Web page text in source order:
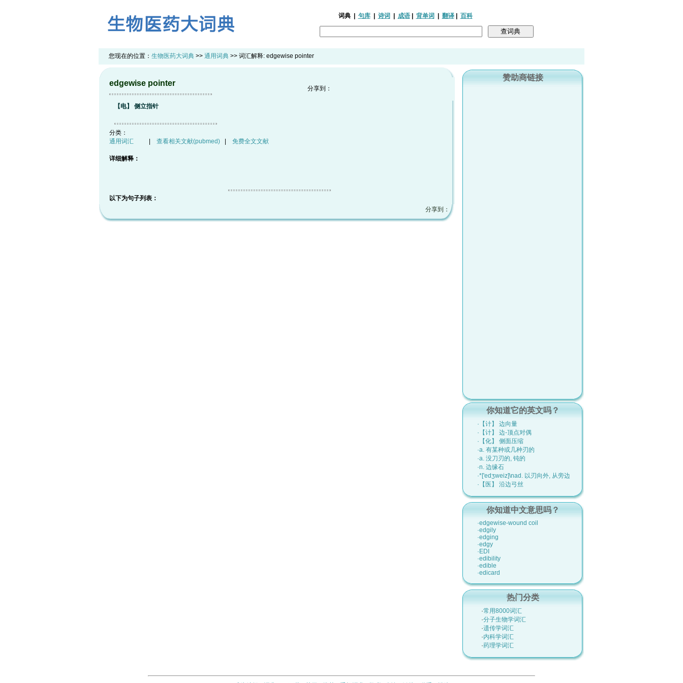
词典| 句库| 诗词 成语| 背单词 翻译| 百科
您现在的位置： 生物医药大词典 >> 通用词典 >> 词汇解释: edgewise pointer
edgewise pointer
分享到：
【电】 侧立指针
分类：
通用词汇
查看相关文献(pubmed) 免费全文文献
详细解释：
以下为句子列表：
分享到：
赞助商链接
你知道它的英文吗？
·【计】 边向量
·【计】 边-顶点对偶
·【化】 侧面压缩
·a. 有某种或几种刃的
·a. 没刀刃的, 钝的
·n. 边缘石
·*['edʒweiz]\nad. 以刃向外, 从旁边
·【医】 沿边弓丝
你知道中文意思吗？
·edgewise-wound coil
·edgily
·edging
·edgy
·EDI
·edibility
·edible
·edicard
热门分类
·常用8000词汇
·分子生物学词汇
·遗传学词汇
·内科学词汇
·药理学词汇